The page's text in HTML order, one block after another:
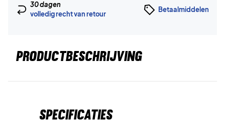
30 dagen
volledig recht van retour
Betaalmiddelen
PRODUCTBESCHRIJVING
Specificaties